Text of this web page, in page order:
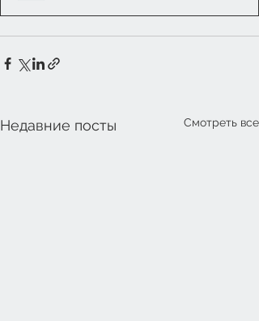
Недавние посты Смотреть все